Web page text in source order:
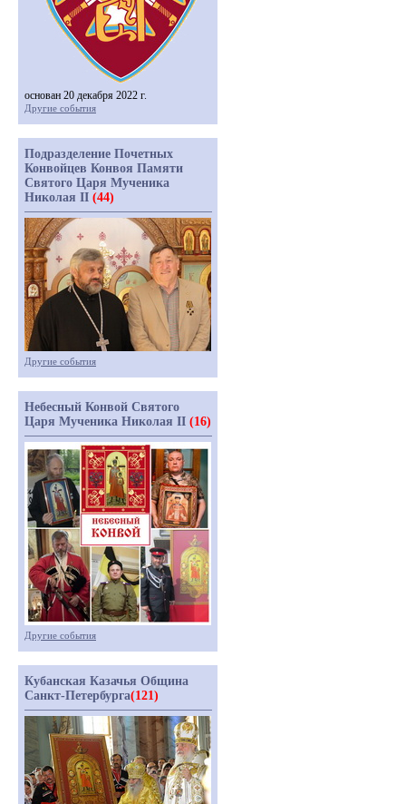
основан 20 декабря 2022 г.
Другие события
Подразделение Почетных
Конвойцев Конвоя Памяти
Святого Царя Мученика
Николая II (44)
Другие события
Небесный Конвой Святого
Царя Мученика Николая II (16)
Другие события
Кубанская Казачья Община
Санкт-Петербурга(121)